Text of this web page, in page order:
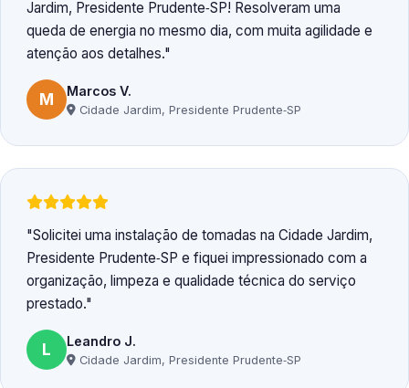
Jardim, Presidente Prudente‑SP! Resolveram uma
queda de energia no mesmo dia, com muita agilidade e
atenção aos detalhes.
M Marcos V.
Cidade Jardim, Presidente Prudente‑SP
Solicitei uma instalação de tomadas na Cidade Jardim,
Presidente Prudente‑SP e fiquei impressionado com a
organização, limpeza e qualidade técnica do serviço
prestado.
L Leandro J.
Cidade Jardim, Presidente Prudente‑SP